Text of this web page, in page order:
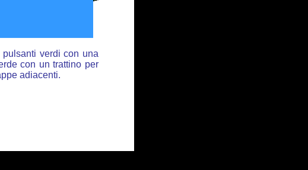
verdi con una
con un trattino per
adiacenti.